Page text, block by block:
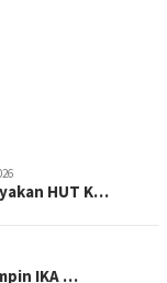
HUT K…
IKA …